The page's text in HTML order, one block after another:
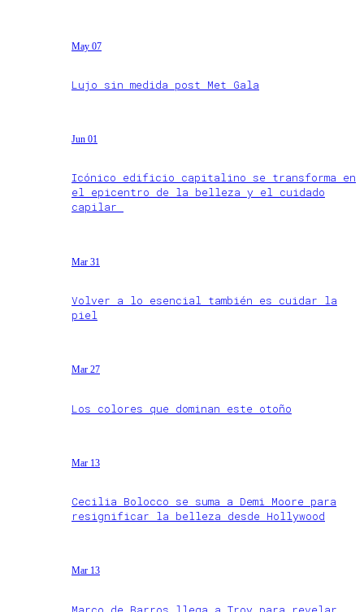
May 07
Lujo sin medida post Met Gala
Jun 01
Icónico edificio capitalino se transforma en
el epicentro de la belleza y el cuidado
capilar
Mar 31
Volver a lo esencial también es cuidar la
piel
Mar 27
Los colores que dominan este otoño
Mar 13
Cecilia Bolocco se suma a Demi Moore para
resignificar la belleza desde Hollywood
Mar 13